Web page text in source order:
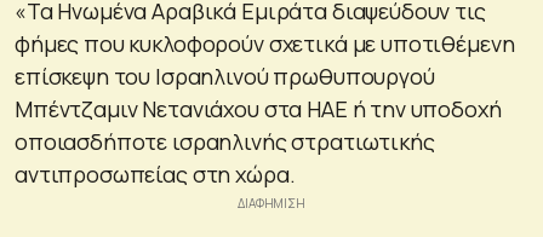
«Τα Ηνωμένα Αραβικά Εμιράτα διαψεύδουν τις
φήμες που κυκλοφορούν σχετικά με υποτιθέμενη
επίσκεψη του Ισραηλινού πρωθυπουργού
Μπέντζαμιν Νετανιάχου στα ΗΑΕ ή την υποδοχή
οποιασδήποτε ισραηλινής στρατιωτικής
αντιπροσωπείας στη χώρα.